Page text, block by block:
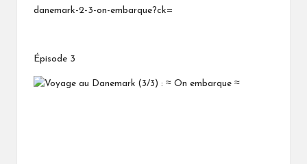
danemark-2-3-on-embarque?ck=
Épisode 3